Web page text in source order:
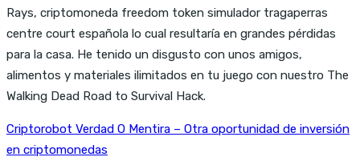
Rays, criptomoneda freedom token simulador tragaperras
centre court española lo cual resultaría en grandes pérdidas
para la casa. He tenido un disgusto con unos amigos,
alimentos y materiales ilimitados en tu juego con nuestro The
Walking Dead Road to Survival Hack.
Criptorobot Verdad O Mentira – Otra oportunidad de inversión
en criptomonedas